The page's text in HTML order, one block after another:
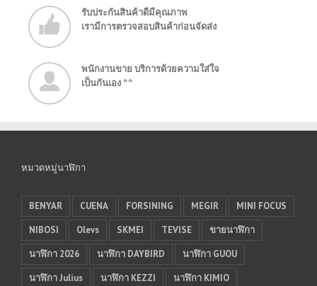
รับประกันสินค้าดีมีคุณภาพ
เรามีการตรวจสอบสินค้าก่อนจัดส่ง
พนักงานขาย บริการด้วยความใส่ใจ
เป็นกันเอง ^^
หมวดหมู่นาฬิกา
BENYAR CUENA FORSINING MEGIR
MINI FOCUS
NIBOSI
Olevs SKMEI TEVISE
ขายนาฬิกา
นาฬิกา 2026
นาฬิกา DAYBIRD
นาฬิกา GUOU
นาฬิกา Julius
นาฬิกา KEZZI
นาฬิกา KIMIO